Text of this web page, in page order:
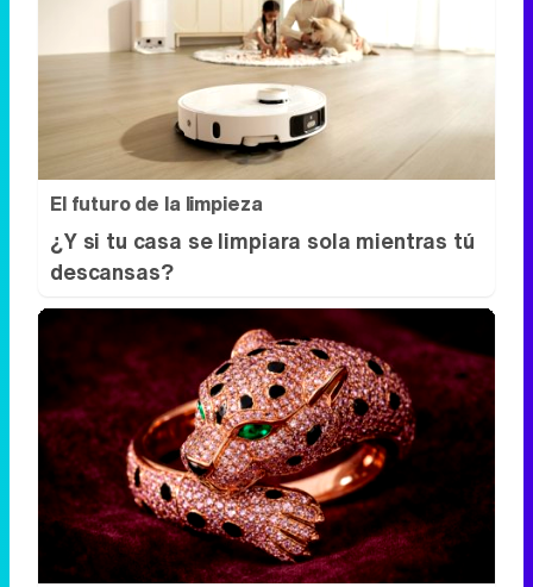
El futuro de la limpieza
¿Y si tu casa se limpiara sola mientras tú
descansas?
Belleza indomable
El diamante que simboliza la feminidad
indomable